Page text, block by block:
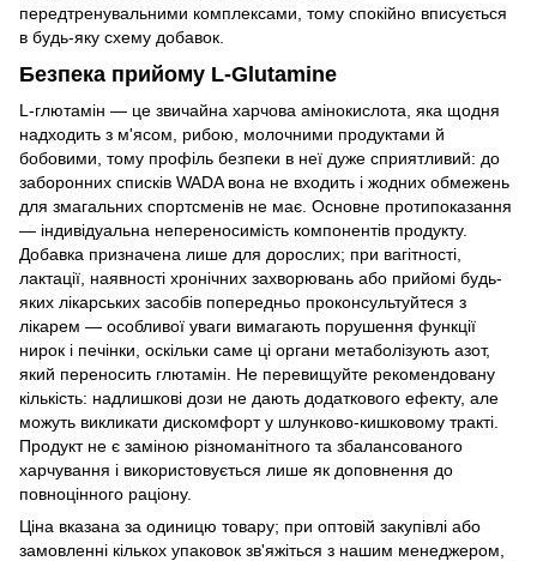
передтренувальними комплексами, тому спокійно вписується
в будь-яку схему добавок.
Безпека прийому L-Glutamine
L-глютамін — це звичайна харчова амінокислота, яка щодня
надходить з м'ясом, рибою, молочними продуктами й
бобовими, тому профіль безпеки в неї дуже сприятливий: до
заборонних списків WADA вона не входить і жодних обмежень
для змагальних спортсменів не має. Основне протипоказання
— індивідуальна непереносимість компонентів продукту.
Добавка призначена лише для дорослих; при вагітності,
лактації, наявності хронічних захворювань або прийомі будь-
яких лікарських засобів попередньо проконсультуйтеся з
лікарем — особливої уваги вимагають порушення функції
нирок і печінки, оскільки саме ці органи метаболізують азот,
який переносить глютамін. Не перевищуйте рекомендовану
кількість: надлишкові дози не дають додаткового ефекту, але
можуть викликати дискомфорт у шлунково-кишковому тракті.
Продукт не є заміною різноманітного та збалансованого
харчування і використовується лише як доповнення до
повноцінного раціону.
Ціна вказана за одиницю товару; при оптовій закупівлі або
замовленні кількох упаковок зв'яжіться з нашим менеджером,